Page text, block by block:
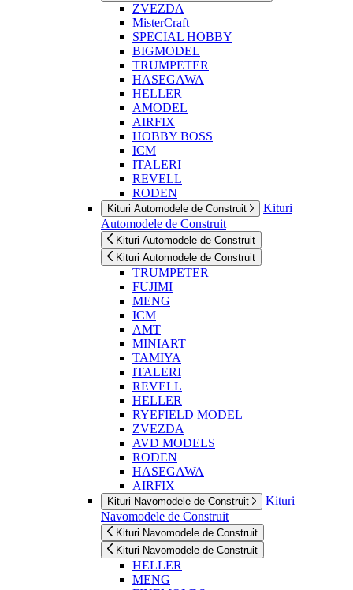
ZVEZDA
MisterCraft
SPECIAL HOBBY
BIGMODEL
TRUMPETER
HASEGAWA
HELLER
AMODEL
AIRFIX
HOBBY BOSS
ICM
ITALERI
REVELL
RODEN
Kituri Automodele de Construit
Kituri
Automodele de Construit
Kituri Automodele de Construit
Kituri Automodele de Construit
TRUMPETER
FUJIMI
MENG
ICM
AMT
MINIART
TAMIYA
ITALERI
REVELL
HELLER
RYEFIELD MODEL
ZVEZDA
AVD MODELS
RODEN
HASEGAWA
AIRFIX
Kituri Navomodele de Construit
Kituri
Navomodele de Construit
Kituri Navomodele de Construit
Kituri Navomodele de Construit
HELLER
MENG